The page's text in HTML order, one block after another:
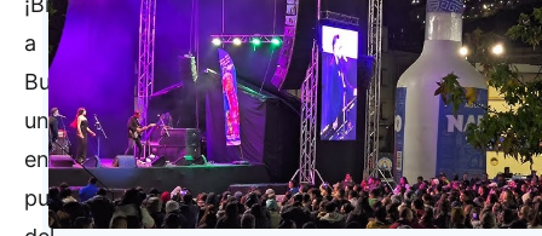
a
Buesaco,
un
encantador
pueblo